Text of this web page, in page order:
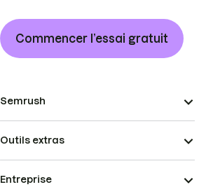
Commencer l’essai gratuit
Semrush
Outils extras
Entreprise